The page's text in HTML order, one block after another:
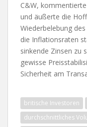
C&W,
und äußerte die
Wiederbelebung
die Inflationsraten
sinkende Zinsen zu
gewisse
Sicherheit am
britische Investoren
durchschnittliches